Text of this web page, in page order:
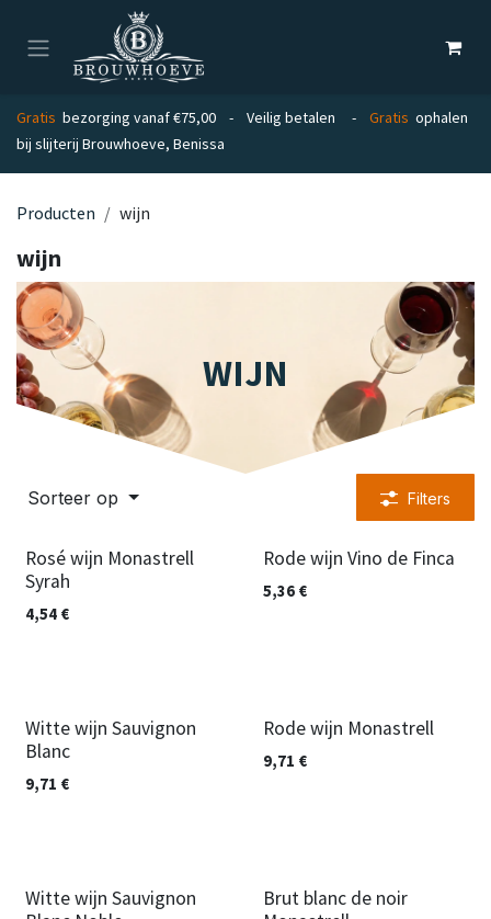
Overslaan naar inhoud
Gratis bezorging vanaf €75,00 - Veilig betalen - Gratis ophalen
bij slijterij Brouwhoeve, Benissa
Producten wijn
wijn
WIJN
Sorteer op Filters
Rosé wijn Monastrell
Syrah
4,54 €
Rode wijn Vino de Finca
5,36€
Witte wijn Sauvignon
Blanc
9,71 €
Rode wijn Monastrell
9,71 €
Witte wijn Sauvignon
Brut blanc de noir